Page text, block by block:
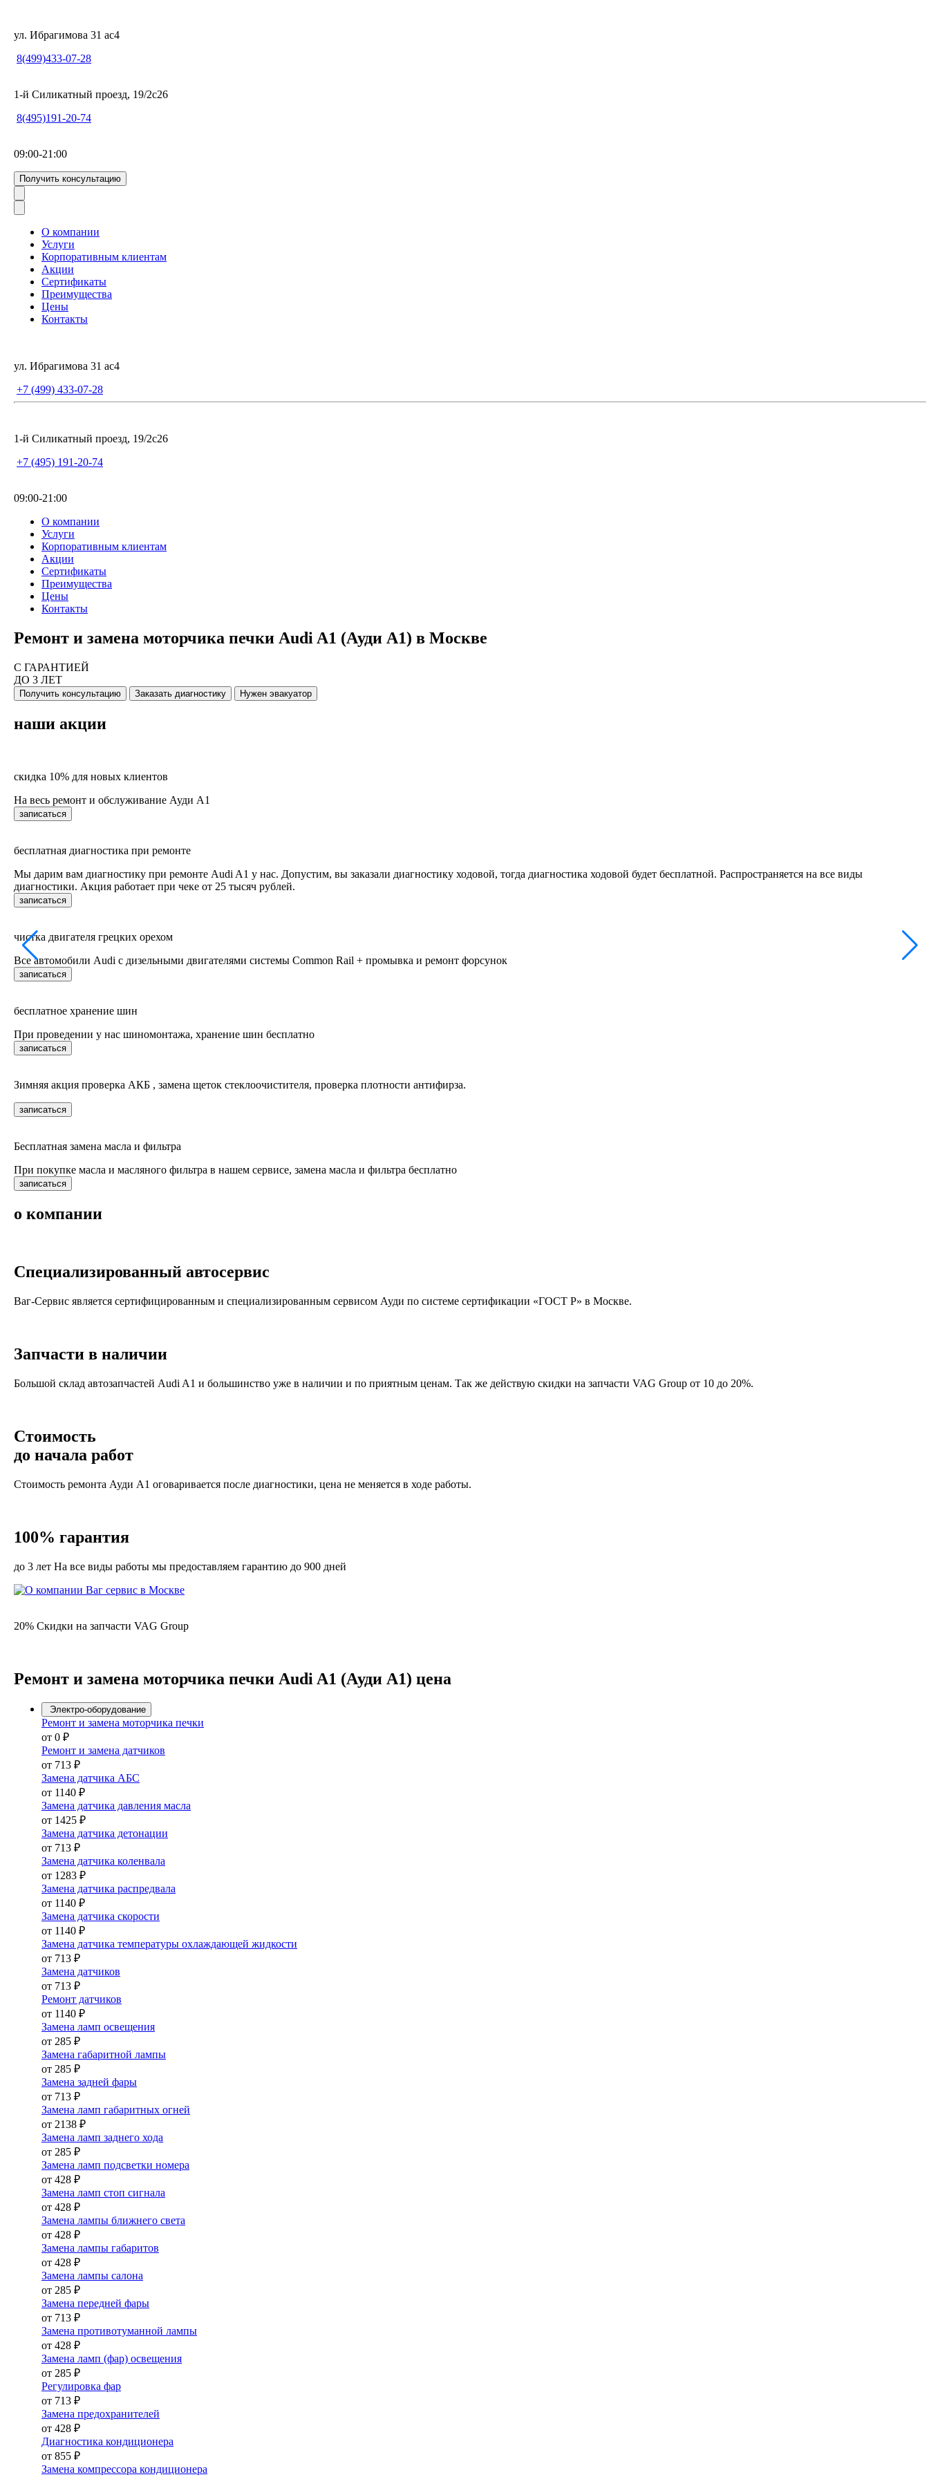
ул. Ибрагимова 31 ас4
8(499)433-07-28
1-й Силикатный проезд, 19/2с26
8(495)191-20-74
09:00-21:00
Получить консультацию
О компании
Услуги
Корпоративным клиентам
Акции
Сертификаты
Преимущества
Цены
Контакты
ул. Ибрагимова 31 ас4
+7 (499) 433-07-28
1-й Силикатный проезд, 19/2с26
+7 (495) 191-20-74
09:00-21:00
О компании
Услуги
Корпоративным клиентам
Акции
Сертификаты
Преимущества
Цены
Контакты
Ремонт и замена моторчика печки Audi A1 (Ауди А1) в Москве
С ГАРАНТИЕЙ
ДО 3 ЛЕТ
Получить консультацию Заказать диагностику Нужен эвакуатор
наши акции
скидка 10% для новых клиентов
На весь ремонт и обслуживание Ауди А1
записаться
бесплатная диагностика при ремонте
Мы дарим вам диагностику при ремонте Audi A1 у нас. Допустим, вы заказали диагностику ходовой, тогда диагностика ходовой будет бесплатной. Распространяется на все виды
диагностики. Акция работает при чеке от 25 тысяч рублей.
записаться
чистка двигателя грецких орехом
Все автомобили Audi c дизельными двигателями системы Common Rail + промывка и ремонт форсунок
записаться
бесплатное хранение шин
При проведении у нас шиномонтажа, хранение шин бесплатно
записаться
Зимняя акция проверка АКБ , замена щеток стеклоочистителя, проверка плотности антифирза.
записаться
Бесплатная замена масла и фильтра
При покупке масла и масляного фильтра в нашем сервисе, замена масла и фильтра бесплатно
записаться
о компании
специализированный автосервис
Ваг-Сервис является сертифицированным и специализированным сервисом Ауди по системе сертификации «ГОСТ Р» в Москве.
запчасти в наличии
Большой склад автозапчастей Audi A1 и большинство уже в наличии и по приятным ценам. Так же действую скидки на запчасти VAG Group от 10 до 20%.
стоимость
до начала работ
Стоимость ремонта Ауди А1 оговаривается после диагностики, цена не меняется в ходе работы.
100% гарантия
до 3 лет На все виды работы мы предоставляем гарантию до 900 дней
20% Скидки на запчасти VAG Group
Ремонт и замена моторчика печки Audi A1 (Ауди А1) цена
Электро-оборудование
Ремонт и замена моторчика печки
от 0 ₽
Ремонт и замена датчиков
от 713 ₽
Замена датчика АБС
от 1140 ₽
Замена датчика давления масла
от 1425 ₽
Замена датчика детонации
от 713 ₽
Замена датчика коленвала
от 1283 ₽
Замена датчика распредвала
от 1140 ₽
Замена датчика скорости
от 1140 ₽
Замена датчика температуры охлаждающей жидкости
от 713 ₽
Замена датчиков
от 713 ₽
Ремонт датчиков
от 1140 ₽
Замена ламп освещения
от 285 ₽
Замена габаритной лампы
от 285 ₽
Замена задней фары
от 713 ₽
Замена ламп габаритных огней
от 2138 ₽
Замена ламп заднего хода
от 285 ₽
Замена ламп подсветки номера
от 428 ₽
Замена ламп стоп сигнала
от 428 ₽
Замена лампы ближнего света
от 428 ₽
Замена лампы габаритов
от 428 ₽
Замена лампы салона
от 285 ₽
Замена передней фары
от 713 ₽
Замена противотуманной лампы
от 428 ₽
Замена ламп (фар) освещения
от 285 ₽
Регулировка фар
от 713 ₽
Замена предохранителей
от 428 ₽
Диагностика кондиционера
от 855 ₽
Замена компрессора кондиционера